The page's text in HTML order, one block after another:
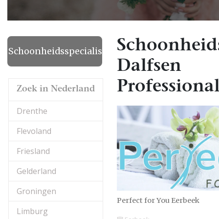
Schoonheidsspecialiste
Zoek in Nederland
Drenthe
Flevoland
Friesland
Gelderland
Groningen
Limburg
Dalfsen
Perfect for You Eerbeek